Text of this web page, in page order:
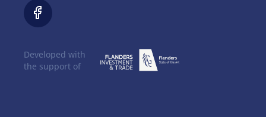
Developed with
the support of